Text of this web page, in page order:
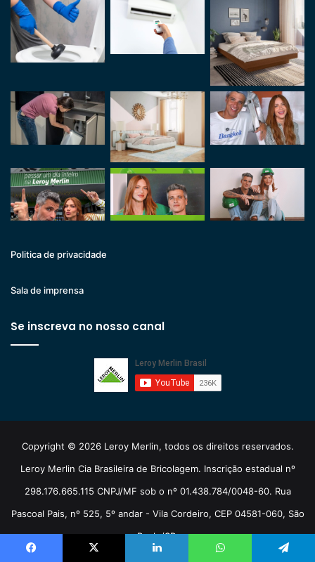
Politica de privacidade
Sala de imprensa
Se inscreva no nosso canal
Copyright © 2026 Leroy Merlin, todos os direitos reservados.
Leroy Merlin Cia Brasileira de Bricolagem. Inscrição estadual nº
298.176.665.115 CNPJ/MF sob o nº 01.438.784/0048-60. Rua
Pascoal Pais, nº 525, 5º andar - Vila Cordeiro, CEP 04581-060, São
Paulo/SP.